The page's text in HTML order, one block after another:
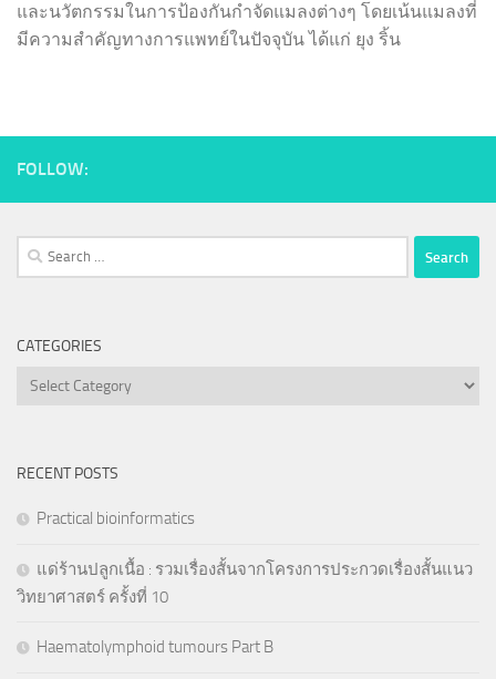
และนวัตกรรมในการป้องกันกำจัดแมลงต่างๆ โดยเน้นแมลงที่
มีความสำคัญทางการแพทย์ในปัจจุบัน ได้แก่ ยุง ริ้น
FOLLOW:
Search
for:
CATEGORIES
Categories
RECENT POSTS
Practical bioinformatics
แด่ร้านปลูกเนื้อ : รวมเรื่องสั้นจากโครงการประกวดเรื่องสั้นแนว
วิทยาศาสตร์ ครั้งที่ 10
Haematolymphoid tumours Part B